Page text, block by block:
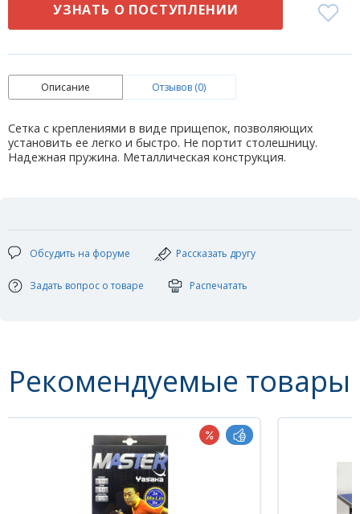
УЗНАТЬ О ПОСТУПЛЕНИИ
Описание Отзывов (0)
Сетка с креплениями в виде прищепок, позволяющих
установить ее легко и быстро. Не портит столешницу.
Надежная пружина. Металлическая конструкция.
Обсудить на форуме Рассказать другу
Задать вопрос о товаре Распечатать
Рекомендуемые товары